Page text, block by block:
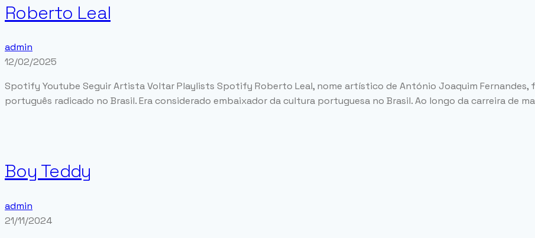
Roberto Leal
admin
12/02/2025
Spotify Youtube Seguir Artista Voltar Playlists Spotify Roberto Leal, nome artístico de António Joaquim
português radicado no Brasil. Era considerado embaixador da cultura portuguesa no Brasil. Ao longo da carreira de
Boy Teddy
admin
21/11/2024